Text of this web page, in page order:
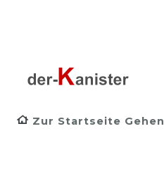
Zur Startseite Gehen